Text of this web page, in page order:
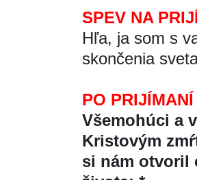
SPEV NA
Hľa, ja som s
skončenia
PO PRIJÍMANÍ
Všemohúci a
Kristovým
si nám otvoril